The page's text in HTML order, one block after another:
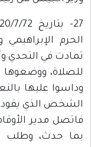
الحرم
تمادت في التحدي
للصلاة، ووضعوها
وداسوا عليها
الشخص الذي
فاتصل مدير
بما حدث، وطلب